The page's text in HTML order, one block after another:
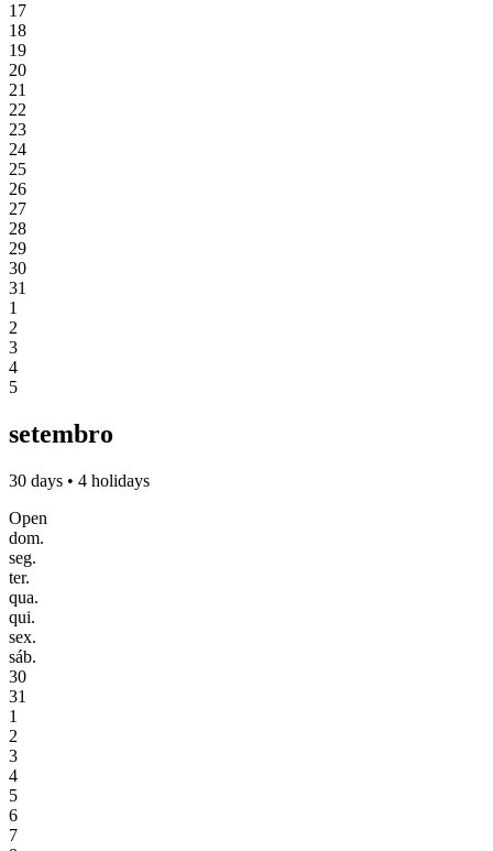
17
18
19
20
21
22
23
24
25
26
27
28
29
30
31
1
2
3
4
5
setembro
30 days • 4 holidays
Open
dom.
seg.
ter.
qua.
qui.
sex.
sáb.
30
31
1
2
3
4
5
6
7